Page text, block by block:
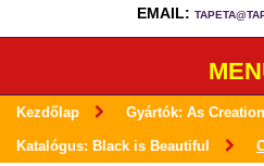
EMAIL:
Kezdőlap Gyártók: As Creation
Katalógus: Black is Beautiful